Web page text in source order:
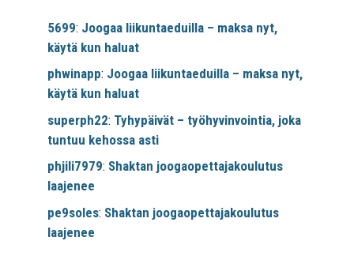
5699: Joogaa liikuntaeduilla – maksa nyt,
käytä kun haluat
phwinapp: Joogaa liikuntaeduilla – maksa nyt,
käytä kun haluat
superph22: Tyhypäivät – työhyvinvointia, joka
tuntuu kehossa asti
phjili7979: Shaktan joogaopettajakoulutus
laajenee
pe9soles: Shaktan joogaopettajakoulutus
laajenee